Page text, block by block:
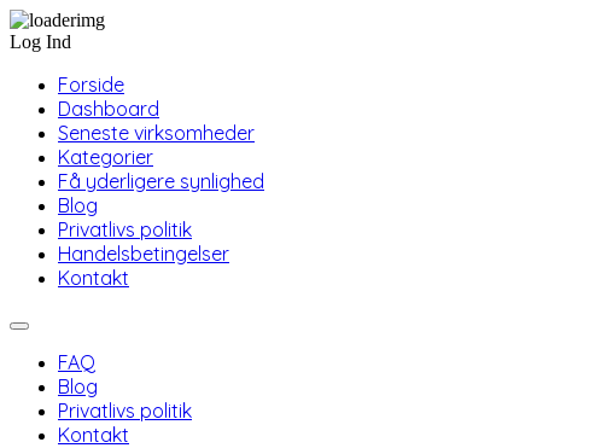
Log Ind
Forside
Dashboard
Seneste virksomheder
Kategorier
Få yderligere synlighed
Blog
Privatlivs politik
Handelsbetingelser
Kontakt
FAQ
Blog
Privatlivs politik
Kontakt